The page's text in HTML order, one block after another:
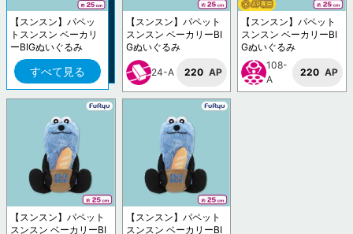
【スンスン】パペッ
トスンスン ベーカリ
ーBIGぬいぐるみ
すべて見る
【スンスン】パペット
スンスン ベーカリーBI
Gぬいぐるみ
24-A 220 AP
【スンスン】パペット
スンスン ベーカリーBI
Gぬいぐるみ
108-
A
220 AP
【スンスン】パペット
スンスン ベーカリーBI
【スンスン】パペット
スンスン ベーカリーBI